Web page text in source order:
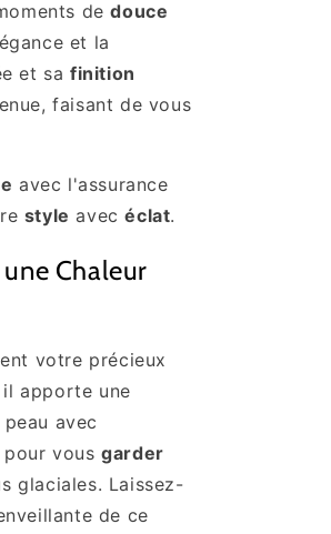
dedouce
et la
et safinition
faisant de vous
avec l'assurance
style avecéclat.
Chaleur
votre précieux
apporte une
avec
pour vousgarder
glaciales. Laissez-
de ce